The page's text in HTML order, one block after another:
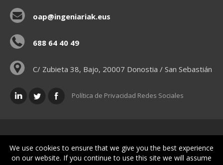
oap@ingeniariak.eus
688 64 40 49
C/ Zubieta 38, Bajo, 20007 Donostia / San Sebastián
Política de Privacidad Redes Sociales
Políticas legales
We use cookies to ensure that we give you the best experience
on our website. If you continue to use this site we will assume